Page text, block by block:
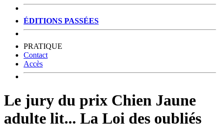
ÉDITIONS PASSÉES
PRATIQUE
Contact
Accès
Le jury du prix Chien Jaune
adulte lit... La Loi des oubliés